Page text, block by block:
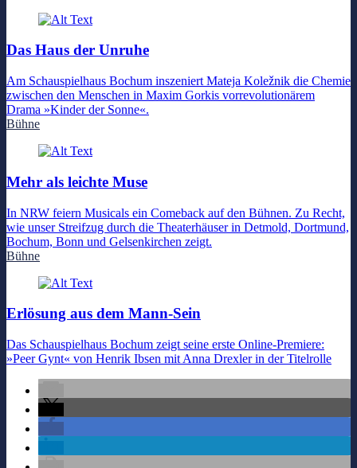
Das Haus der Unruhe
Am Schauspielhaus Bochum inszeniert Mateja Koležnik die Chemie
zwischen den Menschen in Maxim Gorkis vorrevolutionärem
Drama »Kinder der Sonne«.
Bühne
Mehr als leichte Muse
In NRW feiern Musicals ein Comeback auf den Bühnen. Zu Recht,
wie unser Streifzug durch die Theaterhäuser in Detmold, Dortmund,
Bochum, Bonn und Gelsenkirchen zeigt.
Bühne
Erlösung aus dem Mann-Sein
Das Schauspielhaus Bochum zeigt seine erste Online-Premiere:
»Peer Gynt« von Henrik Ibsen mit Anna Drexler in der Titelrolle